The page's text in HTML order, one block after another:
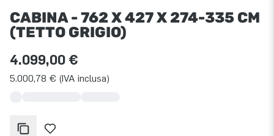
CABINA - 762 X 427 X 274-335 CM
(TETTO GRIGIO)
4.099,00 €
5.000,78 € (IVA inclusa)